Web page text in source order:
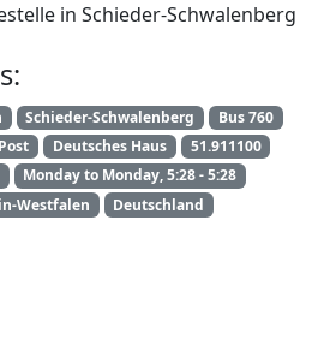
in Schieder-Schwalenberg
Schieder-Schwalenberg
Bus 760
Post Deutsches Haus
51.911100
Monday to Monday, 5:28 - 5:28
Westfalen
Deutschland